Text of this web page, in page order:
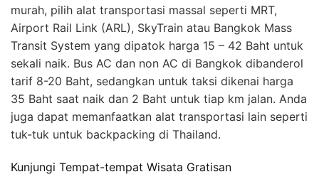
murah, pilih alat transportasi massal seperti MRT,
Airport Rail Link (ARL), SkyTrain atau Bangkok Mass
Transit System yang dipatok harga 15 – 42 Baht untuk
sekali naik. Bus AC dan non AC di Bangkok dibanderol
tarif 8-20 Baht, sedangkan untuk taksi dikenai harga
35 Baht saat naik dan 2 Baht untuk tiap km jalan. Anda
juga dapat memanfaatkan alat transportasi lain seperti
tuk-tuk untuk backpacking di Thailand.
Kunjungi Tempat-tempat Wisata Gratisan